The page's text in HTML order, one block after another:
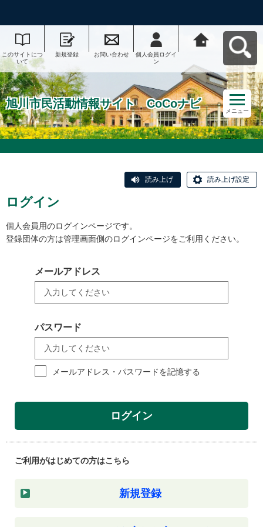
このサイトにつ
いて
新規登録 お問い合わせ
個人会員ログイ
ン
ナビへ戻る
旭川市民活動情報サイト CoCoナビ
メニュー
読み上げ 読み上げ設定
ログイン
個人会員用のログインページです。
登録団体の方は管理画面側のログインページをご利用ください。
メールアドレス
パスワード
メールアドレス・パスワードを記憶する
ログイン
ご利用がはじめての方はこちら
新規登録